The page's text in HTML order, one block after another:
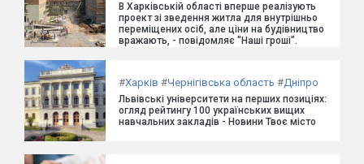
В Харківській області вперше реалізують
проект зі зведення житла для внутрішньо
переміщених осіб, але ціни на будівництво
вражають, - повідомляє "Наші гроші".
#Харків #Чернігівська область #Дніпро
Львівські університети на перших позиціях:
огляд рейтингу 100 українських вищих
навчальних закладів - Новини Твоє місто